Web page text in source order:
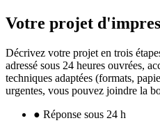
Votre projet
Décrivez votre projet en trois
adressé sous 24 heures ouvrées,
techniques adaptées (formats,
urgentes, vous pouvez joindre la
● Réponse sous 24 h